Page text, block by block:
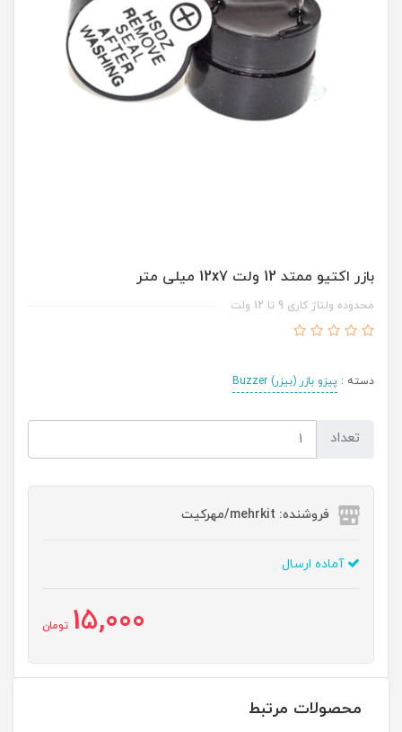
بازر اکتیو ممتد 12 ولت 12x7 میلی متر
محدوده ولتاژ کاری 9 تا 12 ولت
دسته : پیزو بازر (بیزر) Buzzer
تعداد
فروشنده: mehrkit/مهرکیت
آماده ارسال
15,000 تومان
محصولات مرتبط